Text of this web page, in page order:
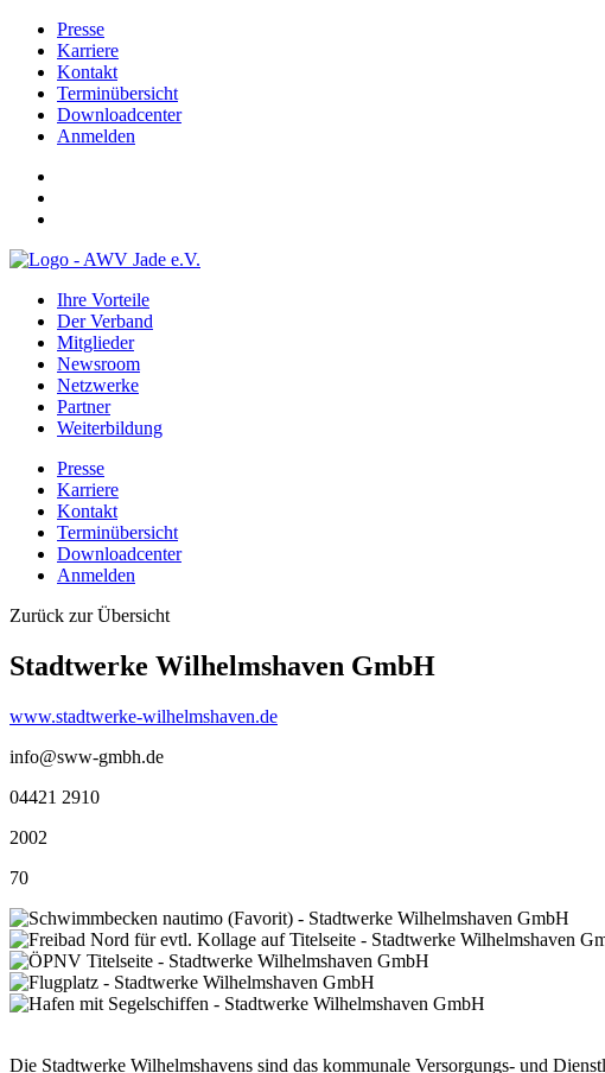
Presse
Karriere
Kontakt
Terminübersicht
Downloadcenter
Anmelden
Ihre Vorteile
Der Verband
Mitglieder
Newsroom
Netzwerke
Partner
Weiterbildung
Presse
Karriere
Kontakt
Terminübersicht
Downloadcenter
Anmelden
Zurück zur Übersicht
Stadtwerke Wilhelmshaven GmbH
www.stadtwerke-wilhelmshaven.de
info@sww-gmbh.de
04421 2910
2002
70
Die Stadtwerke Wilhelmshavens sind das kommunale Versorgungs- und